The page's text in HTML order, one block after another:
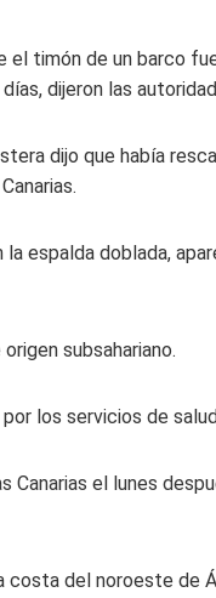
timón de un barco
dijeron las
dijo que había
espalda doblada,
subsahariano.
los servicios de
Canarias el lunes
costa del noroeste de